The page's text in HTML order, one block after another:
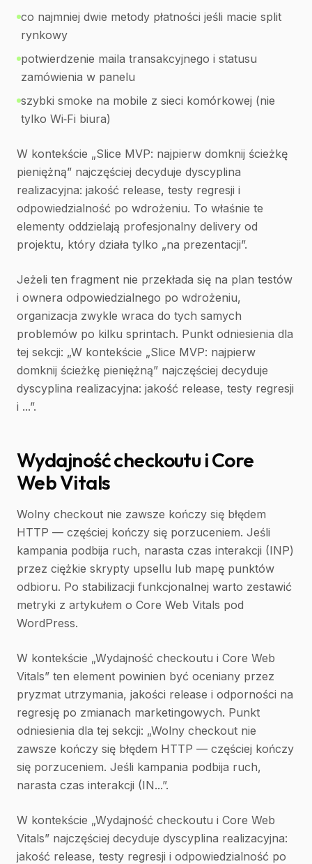
co najmniej dwie metody płatności jeśli macie split
rynkowy
potwierdzenie maila transakcyjnego i statusu
zamówienia w panelu
szybki smoke na mobile z sieci komórkowej (nie
tylko Wi‑Fi biura)
W kontekście „Slice MVP: najpierw domknij ścieżkę
pieniężną” najczęściej decyduje dyscyplina
realizacyjna: jakość release, testy regresji i
odpowiedzialność po wdrożeniu. To właśnie te
elementy oddzielają profesjonalny delivery od
projektu, który działa tylko „na prezentacji”.
Jeżeli ten fragment nie przekłada się na plan testów
i ownera odpowiedzialnego po wdrożeniu,
organizacja zwykle wraca do tych samych
problemów po kilku sprintach. Punkt odniesienia dla
tej sekcji: „W kontekście „Slice MVP: najpierw
domknij ścieżkę pieniężną” najczęściej decyduje
dyscyplina realizacyjna: jakość release, testy regresji
i ...”.
Wydajność checkoutu i Core
Web Vitals
Wolny checkout nie zawsze kończy się błędem
HTTP — częściej kończy się porzuceniem. Jeśli
kampania podbija ruch, narasta czas interakcji (INP)
przez ciężkie skrypty upsellu lub mapę punktów
odbioru. Po stabilizacji funkcjonalnej warto zestawić
metryki z artykułem o Core Web Vitals pod
WordPress.
W kontekście „Wydajność checkoutu i Core Web
Vitals” ten element powinien być oceniany przez
pryzmat utrzymania, jakości release i odporności na
regresję po zmianach marketingowych. Punkt
odniesienia dla tej sekcji: „Wolny checkout nie
zawsze kończy się błędem HTTP — częściej kończy
się porzuceniem. Jeśli kampania podbija ruch,
narasta czas interakcji (IN...”.
W kontekście „Wydajność checkoutu i Core Web
Vitals” najczęściej decyduje dyscyplina realizacyjna:
jakość release, testy regresji i odpowiedzialność po